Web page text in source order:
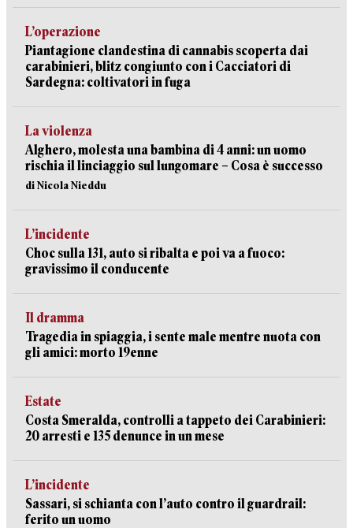
L’operazione
Piantagione clandestina di cannabis scoperta dai
carabinieri, blitz congiunto con i Cacciatori di
Sardegna: coltivatori in fuga
La violenza
Alghero, molesta una bambina di 4 anni: un uomo
rischia il linciaggio sul lungomare – Cosa è successo
di Nicola Nieddu
L’incidente
Choc sulla 131, auto si ribalta e poi va a fuoco:
gravissimo il conducente
Il dramma
Tragedia in spiaggia, i sente male mentre nuota con
gli amici: morto 19enne
Estate
Costa Smeralda, controlli a tappeto dei Carabinieri:
20 arresti e 135 denunce in un mese
L’incidente
Sassari, si schianta con l’auto contro il guardrail:
ferito un uomo